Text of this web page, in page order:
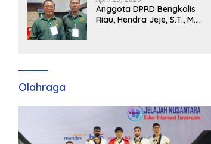
Partai Demokrat SumSel
Anggota DPRD Bengkalis
Riau, Hendra Jeje, S.T., M.M
Olahraga